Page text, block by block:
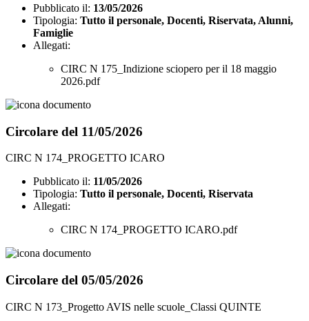
Pubblicato il: 13/05/2026
Tipologia: Tutto il personale, Docenti, Riservata, Alunni,
Famiglie
Allegati:
CIRC N 175_Indizione sciopero per il 18 maggio
2026.pdf
Circolare del 11/05/2026
CIRC N 174_PROGETTO ICARO
Pubblicato il: 11/05/2026
Tipologia: Tutto il personale, Docenti, Riservata
Allegati:
CIRC N 174_PROGETTO ICARO.pdf
Circolare del 05/05/2026
CIRC N 173_Progetto AVIS nelle scuole_Classi QUINTE